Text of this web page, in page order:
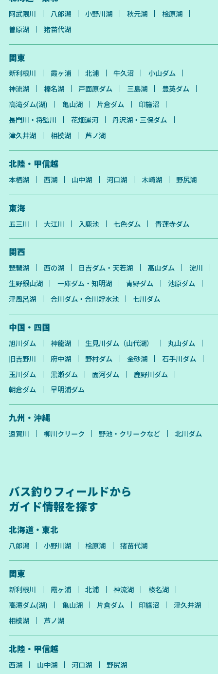
阿武隈川 八郎潟 小野川湖 秋元湖
桧原湖
曽原湖
猪苗代湖
関東
新利根川 霞ヶ浦 北浦 牛久沼
小山ダム
神流湖
榛名湖 戸面原ダム 三島湖
豊英ダム
高滝ダム(湖)
亀山湖 片倉ダム
印旛沼
長門川・将監川
花畑運河
丹沢湖・三保ダム
津久井湖
相模湖 芦ノ湖
北陸・甲信越
本栖湖 西湖 山中湖 河口湖 木崎湖 野尻湖
東海
五三川 大江川 入鹿池 七色ダム 青蓮寺ダム
関西
琵琶湖 西の湖 日吉ダム・天若湖 高山ダム
淀川
生野銀山湖
一庫ダム・知明湖 青野ダム
池原ダム
津風呂湖
合川ダム・合川貯水池 七川ダム
中国・四国
旭川ダム 神龍湖 生見川ダム（山代湖）
丸山ダム
旧吉野川
府中湖 野村ダム 金砂湖
石手川ダム
玉川ダム
黒瀬ダム 面河ダム
鹿野川ダム
朝倉ダム
早明浦ダム
九州・沖縄
遠賀川 柳川クリーク 野池・クリークなど 北川ダム
バス釣りフィールドから
ガイド情報を探す
北海道・東北
八郎潟 小野川湖 桧原湖 猪苗代湖
関東
新利根川 霞ヶ浦 北浦 神流湖
榛名湖
高滝ダム(湖)
亀山湖 片倉ダム 印旛沼
津久井湖
相模湖
芦ノ湖
北陸・甲信越
西湖 山中湖 河口湖 野尻湖